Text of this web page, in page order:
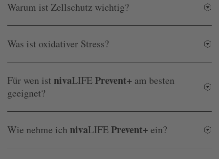
Warum ist Zellschutz wichtig?
Was ist oxidativer Stress?
Für wen ist nivaLIFEPrevent+ am besten
geeignet?
Wie nehme ich nivaLIFEPrevent+ein?